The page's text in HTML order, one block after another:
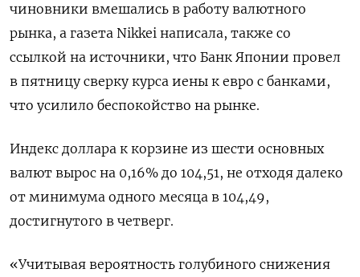
чиновники вмешались в работу валютного
рынка, а газета Nikkei написала, также со
ссылкой на источники, что Банк Японии провел
в пятницу сверку курса иены к евро с банками,
что усилило беспокойство на рынке.
Индекс доллара к корзине из шести основных
валют вырос на 0,16% до 104,51​, не отходя далеко
от минимума одного месяца в 104,49,
достигнутого в четверг.
«Учитывая вероятность голубиного снижения